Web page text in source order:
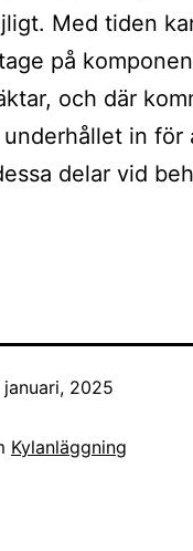
Med tiden
på
och där
in för
delar vid
januari, 2025
Kylanläggning